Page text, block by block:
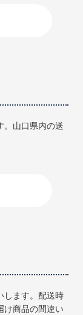
。山口県内の送
します。配送時
け商品の間違い